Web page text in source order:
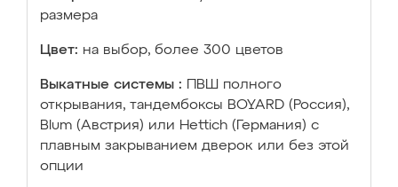
размера
Цвет: на выбор, более 300 цветов
Выкатные системы :
ПВШ полного
открывания, тандембоксы BOYARD (Россия),
Blum (Австрия) или Hettich (Германия) с
плавным закрыванием дверок или без этой
опции